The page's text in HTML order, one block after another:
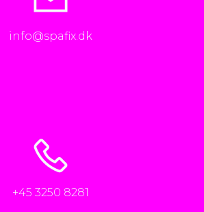
info@spafix.dk
+45 3250 8281